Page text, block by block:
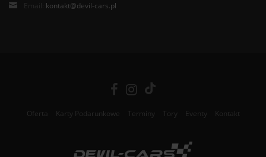
Email: kontakt@devil-cars.pl
Oferta Karty Podarunkowe Terminy Tory Eventy Kontakt